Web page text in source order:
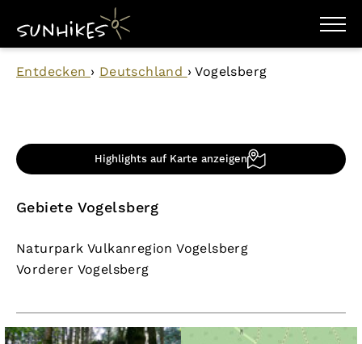
WANDERZIELE
WANDERUNGEN
PLANER
Entdecken › Deutschland › Vogelsberg
Highlights auf Karte anzeigen
Gebiete Vogelsberg
Naturpark Vulkanregion Vogelsberg
Vorderer Vogelsberg